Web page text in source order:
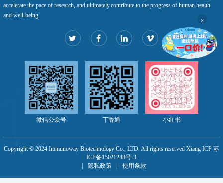
accelerate the pace of research, and ultimately contribute to the progress of human health
and well-being.
微信公众号 丁香通 小红书
Copyright © 2024 Immunoway Biotechnology Co., LTD. All rights reserved Xiang ICP 苏
ICP备15021248号-3
|
隐私政策 | 使用条款
×